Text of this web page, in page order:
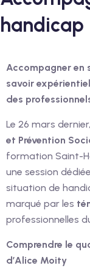
handicap
Accompagner en
savoir
des
Le 26 mars
et Prévention
formation Saint-
une session
situation de
marqué par les
professionnelles
Comprendre le
d’Alice Moity